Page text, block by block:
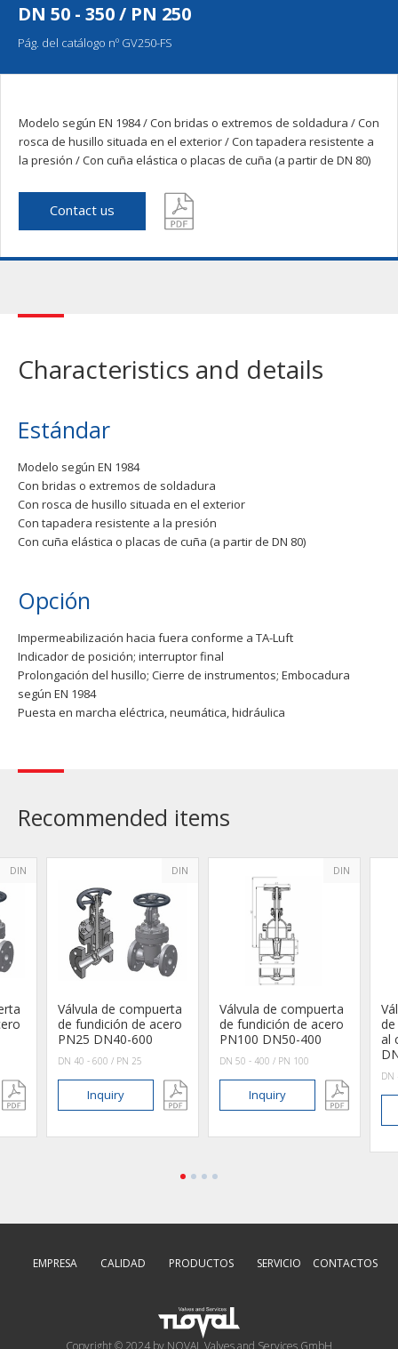
DN 50 - 350 / PN 250
Pág. del catálogo nº GV250-FS
Modelo según EN 1984 / Con bridas o extremos de soldadura / Con
rosca de husillo situada en el exterior / Con tapadera resistente a
la presión / Con cuña elástica o placas de cuña (a partir de DN 80)
Contact us
Characteristics and details
Estándar
Modelo según EN 1984
Con bridas o extremos de soldadura
Con rosca de husillo situada en el exterior
Con tapadera resistente a la presión
Con cuña elástica o placas de cuña (a partir de DN 80)
Opción
Impermeabilización hacia fuera conforme a TA-Luft
Indicador de posición; interruptor final
Prolongación del husillo; Cierre de instrumentos; Embocadura
según EN 1984
Puesta en marcha eléctrica, neumática, hidráulica
Recommended items
DIN DIN
Válvula de compuerta
de fundición de acero
PN25 DN40-600
DN 40 - 600 / PN 25
Inquiry
DIN
Válvula de compuerta
de fundición de acero
PN100 DN50-400
DN 50 - 400 / PN 100
Inquiry
al
DN
EMPRESA CALIDAD PRODUCTOS SERVICIO CONTACTOS